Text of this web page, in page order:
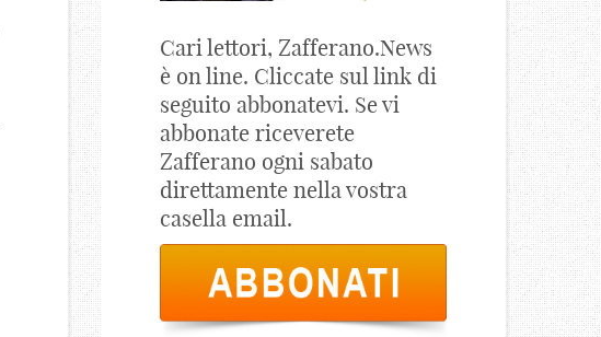
Cari lettori, Zafferano.News
è on line. Cliccate sul link di
seguito abbonatevi. Se vi
abbonate riceverete
Zafferano ogni sabato
direttamente nella vostra
casella email.